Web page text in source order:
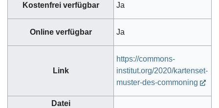
Kostenfrei verfügbar Ja
Online verfügbar Ja
Link
https://commons-
institut.org/2020/kartenset-
muster-des-commoning
Datei